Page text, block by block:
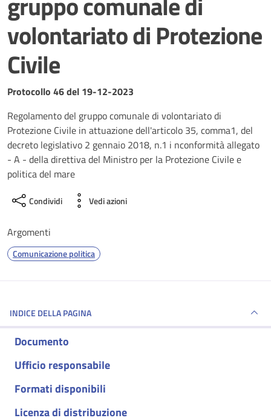
volontariato di Protezione
Civile
Dettagli del documento
Protocollo 46 del 19-12-2023
Regolamento del gruppo comunale di volontariato di
Protezione Civile in attuazione dell'articolo 35, comma1, del
decreto legislativo 2 gennaio 2018, n.1 i nconformità allegato
- A - della direttiva del Ministro per la Protezione Civile e
politica del mare
Condividi Vedi azioni
Argomenti
Comunicazione politica
INDICE DELLA PAGINA
Documento
Ufficio responsabile
Formati disponibili
Licenza di distribuzione